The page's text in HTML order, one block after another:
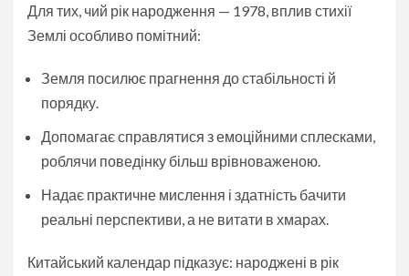
Для тих, чий рік народження — 1978, вплив стихії
Землі особливо помітний:
Земля посилює прагнення до стабільності й
порядку.
Допомагає справлятися з емоційними сплесками,
роблячи поведінку більш врівноваженою.
Надає практичне мислення і здатність бачити
реальні перспективи, а не витати в хмарах.
Китайський календар підказує: народжені в рік